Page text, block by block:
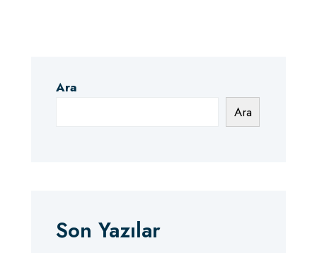
Ara
Ara
Son Yazılar